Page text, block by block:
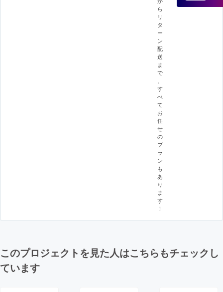
ら
リ
タ
ー
ン
配
送
ま
で
す
べ
て
お
任
せ
の
プ
ラ
ン
も
あ
り
ま
す
！
このプロジェクトを見た人はこちらもチェックし
ています